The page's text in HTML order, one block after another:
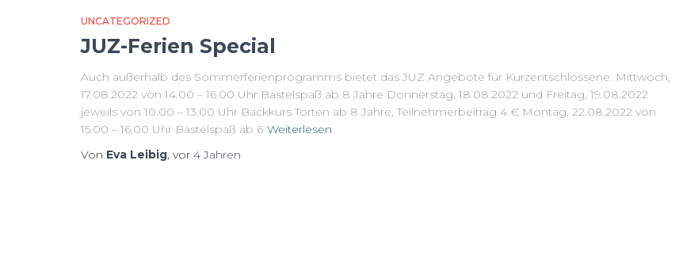
UNCATEGORIZED
JUZ-Ferien Special
Auch außerhalb des Sommerferienprogramms bietet das JUZ Angebote für Kurzentschlossene. Mittwoch,
17.08.2022 von 14.00 – 16.00 Uhr Bastelspaß ab 8 Jahre Donnerstag, 18.08.2022 und Freitag, 19.08.2022
jeweils von 10.00 – 13.00 Uhr Backkurs Torten ab 8 Jahre, Teilnehmerbeitrag 4 € Montag, 22.08.2022 von
15.00 – 16.00 Uhr Bastelspaß ab 6 Weiterlesen
Von Eva Leibig, vor 4 Jahren